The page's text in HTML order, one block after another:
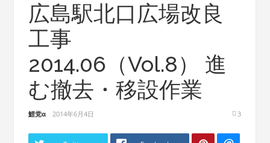
広島駅北口広場改良
工事
2014.06（Vol.8） 進
む撤去・移設作業
鯉党α 2014年6月4日 3